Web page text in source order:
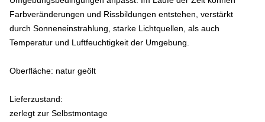
Farbveränderungen und Rissbildungen entstehen, verstärkt
durch Sonneneinstrahlung, starke Lichtquellen, als auch
Temperatur und Luftfeuchtigkeit der Umgebung.
Oberfläche: natur geölt
Lieferzustand:
zerlegt zur Selbstmontage